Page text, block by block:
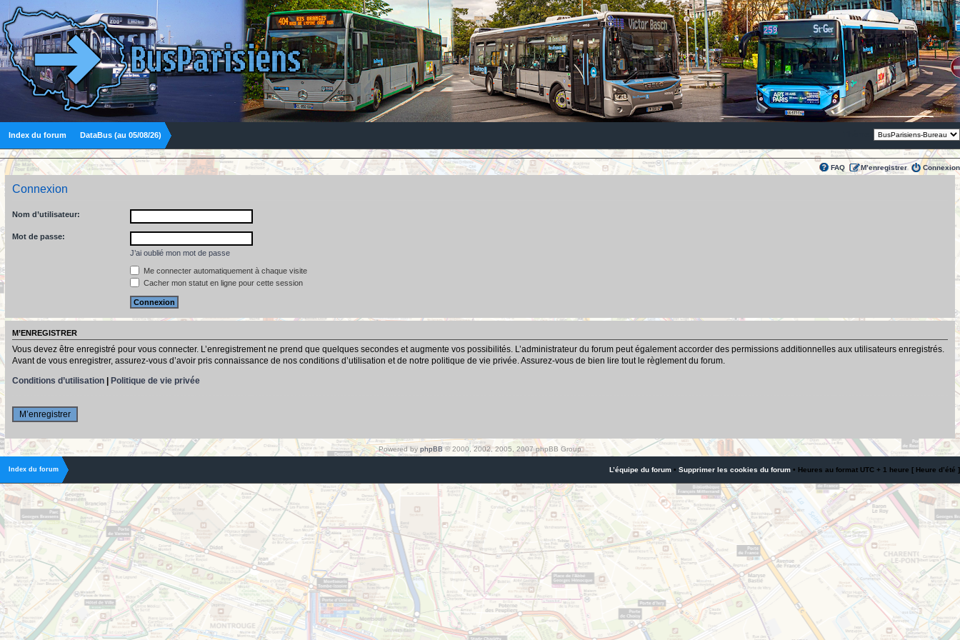
Index du forum DataBus (au 05/08/26)
FAQ M’enregistrer Connexion
Connexion
Nom d’utilisateur:
Mot de passe:
J’ai oublié mon mot de passe
Me connecter automatiquement à chaque visite
Cacher mon statut en ligne pour cette session
M’ENREGISTRER
Vous devez être enregistré pour vous connecter. L’enregistrement ne prend que quelques secondes et augmente vos possibilités. L’administrateur du forum peut également accorder des permissions additionnelles aux utilisateurs enregistrés.
Avant de vous enregistrer, assurez-vous d’avoir pris connaissance de nos conditions d’utilisation et de notre politique de vie privée. Assurez-vous de bien lire tout le règlement du forum.
Conditions d’utilisation
Politique de vie privée
M’enregistrer
Powered by phpBB© 2000, 2002, 2005, 2007 phpBB Group
Index du forum L’équipe du forum • Supprimer les cookies du forum • Heures au format UTC + 1 heure [ Heure d’été ]